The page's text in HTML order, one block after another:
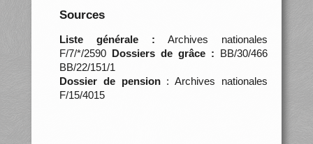
Sources
Liste générale : Archives nationales
F/7/*/2590 Dossiers de grâce : BB/30/466
BB/22/151/1
Dossier de pension: Archives nationales
F/15/4015